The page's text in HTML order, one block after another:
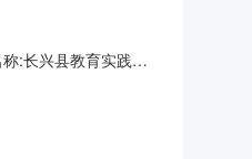
:长兴县教育实践中